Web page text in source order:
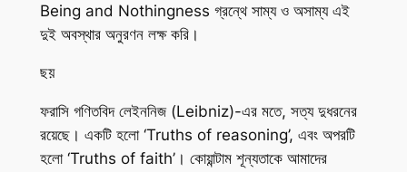
Being and Nothingness গ্রন্থে সাম্য ও অসাম্য এই
দুই অবস্থার অনুরণন লক্ষ করি।
ছয়
ফরাসি গণিতবিদ লেইননিজ (Leibniz)-এর মতে, সত্য দুধরনের
রয়েছে। একটি হলো ‘Truths of reasoning’, এবং অপরটি
হলো ‘Truths of faith’। কোয়ান্টাম শূন্যতাকে আমাদের